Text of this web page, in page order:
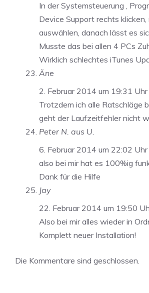
In der Systemsteuerung ,
Device Support rechts klicken,
auswählen, danach lässt es
Musste das bei allen 4 PCs
Wirklich schlechtes iTunes
Äne
2. Februar 2014 um 19:31 Uhr
Trotzdem ich alle Ratschläge
geht der Laufzeitfehler nicht
Peter N. aus U.
6. Februar 2014 um 22:02 Uhr
also bei mir hat es 100%ig
Dank für die Hilfe
Jay
22. Februar 2014 um 19:50
Also bei mir alles wieder in
Komplett neuer Installation!
Die Kommentare sind geschlossen.